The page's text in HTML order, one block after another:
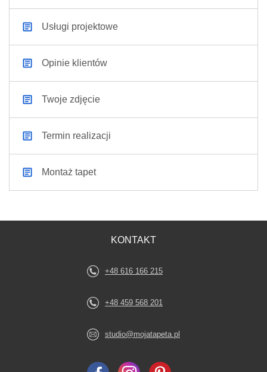
Usługi projektowe
Opinie klientów
Twoje zdjęcie
Termin realizacji
Montaż tapet
KONTAKT
+48 616 166 215
+48 459 568 201
studio@mojatapeta.pl